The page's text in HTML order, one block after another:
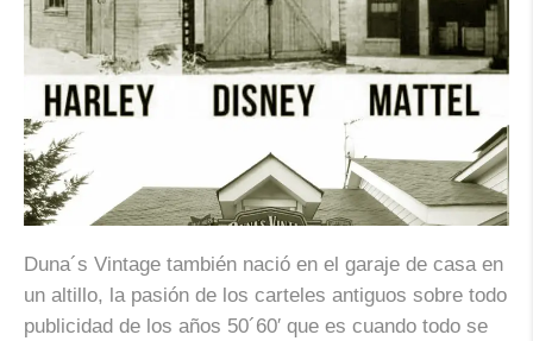
Duna´s Vintage también nació en el garaje de casa en
un altillo, la pasión de los carteles antiguos sobre todo
publicidad de los años 50´60′ que es cuando todo se